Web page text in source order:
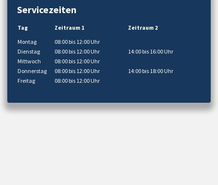
Servicezeiten
Tag Zeitraum 1
Zeitraum 2
Montag
08:00 bis 12:00 Uhr
Dienstag
08:00 bis 12:00 Uhr
14:00 bis 16:00 Uhr
Mittwoch
08:00 bis 12:00 Uhr
Donnerstag
08:00 bis 12:00 Uhr
14:00 bis 18:00 Uhr
Freitag
08:00 bis 12:00 Uhr